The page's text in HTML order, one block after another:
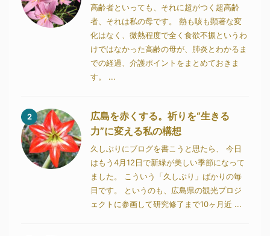
高齢者といっても、それに超がつく超高齢
者、それは私の母です。 熱も咳も顕著な変
化はなく、微熱程度で全く食欲不振というわ
けではなかった高齢の母が、肺炎とわかるま
での経過、介護ポイントをまとめておきま
す。 ...
2
広島を赤くする。祈りを“生きる
力”に変える私の構想
久しぶりにブログを書こうと思たら、 今日
はもう4月12日で新緑が美しい季節になって
ました。 こういう「久しぶり」ばかりの毎
日です。 というのも、広島県の観光プロジ
ェクトに参画して研究修了まで10ヶ月近 ...